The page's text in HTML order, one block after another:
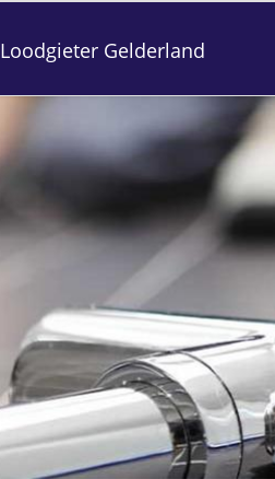
Loodgieter Gelderland